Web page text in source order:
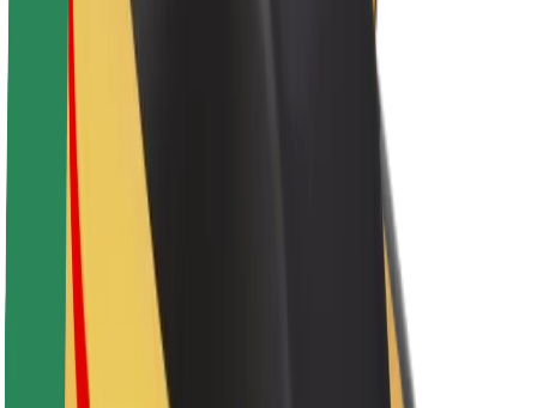
Sajtószoba
Brand
Küldetés
Befektetői kapcsolatok
Vezetőség
Márka
Média
Urban Fund
Biztonság
Utasbiztonság